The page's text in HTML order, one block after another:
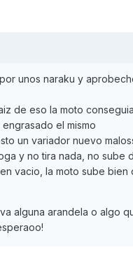
unos naraku y
de eso la moto conseguia
el mismo
un variador nuevo
y no tira nada, no sube
vacio, la moto sube bien
alguna arandela o algo